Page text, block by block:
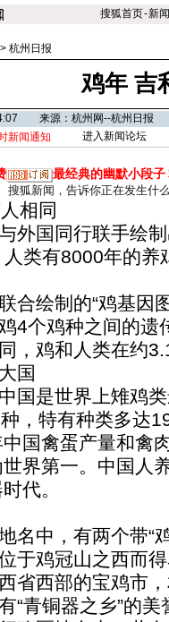
搜狐首页-新闻
> 杭州日报
鸡年 吉
来源：杭州网--杭州日报
新闻通知 进入新闻论坛
最经典的幽默小段子
搜狐新闻，告诉你正在发生什
相同
国同行联手绘制
人类有8000年的
绘制的“鸡基因
4个鸡种之间的遗
，鸡和人类在约
国
是世界上雉鸡类
，特有种类多达
国禽蛋产量和禽
界第一。中国人
代。
中，有两个带“
于鸡冠山之西而
省西部的宝鸡市
“青铜器之乡”的美